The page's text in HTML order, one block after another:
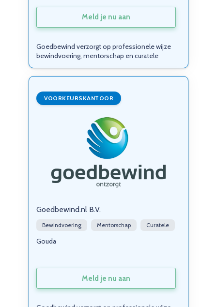
Meld je nu aan
Goedbewind verzorgt op professionele wijze
bewindvoering, mentorschap en curatele
VOORKEURSKANTOOR
Goedbewind.nl B.V.
Bewindvoering Mentorschap Curatele
Gouda
Meld je nu aan